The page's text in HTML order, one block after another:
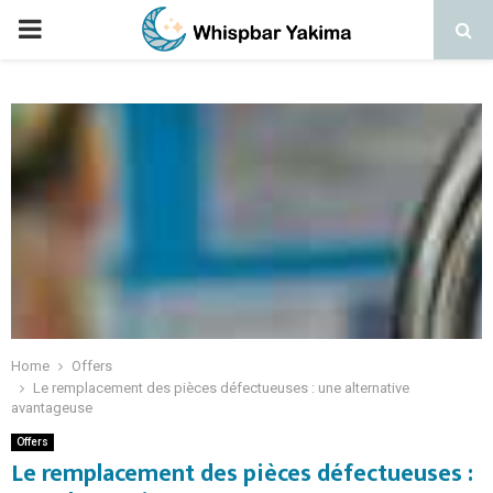
PRIMARY
Home
Offers
Le remplacement des pièces défectueuses : une alternative
avantageuse
Offers
Le remplacement des pièces défectueuses :